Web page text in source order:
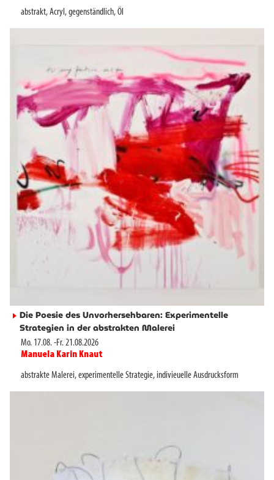
abstrakt,Acryl ,gegenständlich,Öl
► Die Poesie des Unvorhersehbaren: Experimentelle
Strategien in der abstrakten Malerei
Mo. 17.08.-Fr. 21.08.2026
Manuela Karin Knaut
abstrakte Malerei,experimentelle Strategie,indivieuelle Ausdrucksform